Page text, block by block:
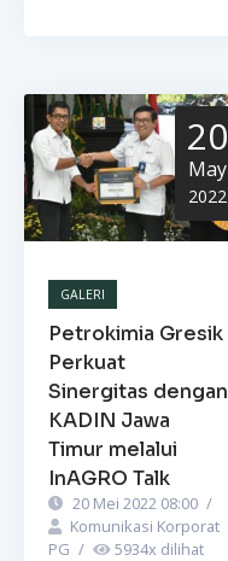
20
May
2022
GALERI
Petrokimia Gresik
Perkuat
Sinergitas dengan
KADIN Jawa
Timur melalui
InAGRO Talk
20 Mei 2022 08:00 /
Komunikasi Korporat
PG / 5934x dilihat